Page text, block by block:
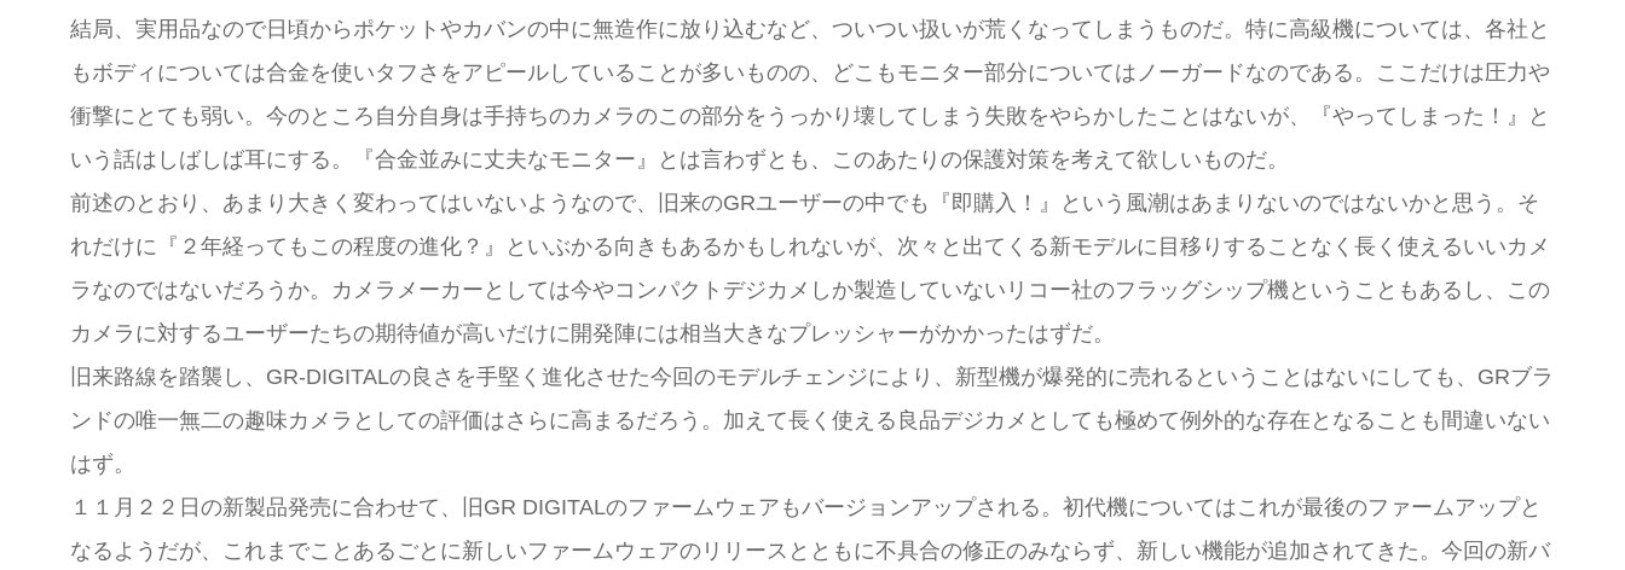
結局、実用品なので日頃からポケットやカバンの中に無造作に放り込むなど、ついつい扱いが荒くなってしまうものだ。特に高級機については、各社と
もボディについては合金を使いタフさをアピールしていることが多いものの、どこもモニター部分についてはノーガードなのである。ここだけは圧力や
衝撃にとても弱い。今のところ自分自身は手持ちのカメラのこの部分をうっかり壊してしまう失敗をやらかしたことはないが、『やってしまった！』と
いう話はしばしば耳にする。『合金並みに丈夫なモニター』とは言わずとも、このあたりの保護対策を考えて欲しいものだ。
前述のとおり、あまり大きく変わってはいないようなので、旧来のGRユーザーの中でも『即購入！』という風潮はあまりないのではないかと思う。そ
れだけに『２年経ってもこの程度の進化？』といぶかる向きもあるかもしれないが、次々と出てくる新モデルに目移りすることなく長く使えるいいカメ
ラなのではないだろうか。カメラメーカーとしては今やコンパクトデジカメしか製造していないリコー社のフラッグシップ機ということもあるし、この
カメラに対するユーザーたちの期待値が高いだけに開発陣には相当大きなプレッシャーがかかったはずだ。
旧来路線を踏襲し、GR-DIGITALの良さを手堅く進化させた今回のモデルチェンジにより、新型機が爆発的に売れるということはないにしても、GRブラ
ンドの唯一無二の趣味カメラとしての評価はさらに高まるだろう。加えて長く使える良品デジカメとしても極めて例外的な存在となることも間違いない
はず。
１１月２２日の新製品発売に合わせて、旧GR DIGITALのファームウェアもバージョンアップされる。初代機についてはこれが最後のファームアップと
なるようだが、これまでことあるごとに新しいファームウェアのリリースとともに不具合の修正のみならず、新しい機能が追加されてきた。今回の新バ